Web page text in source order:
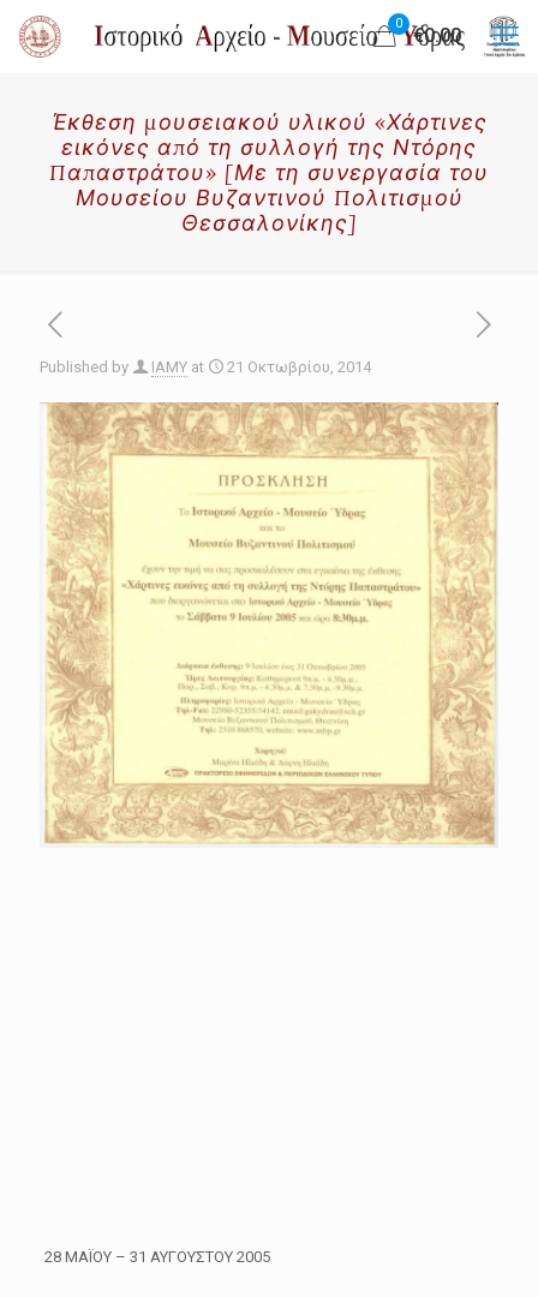
0
€0.00
Έκθεση μουσειακού υλικού «Χάρτινες
εικόνες από τη συλλογή της Ντόρης
Παπαστράτου» [Με τη συνεργασία του
Μουσείου Βυζαντινού Πολιτισμού
Θεσσαλονίκης]
Published by IAMY at 21 Οκτωβρίου, 2014
28 ΜΑΪΟΥ – 31 ΑΥΓΟΥΣΤΟΥ 2005